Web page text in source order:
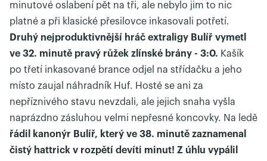
minutové oslabení pět na tři, ale nebylo jim to nic
platné a při klasické přesilovce inkasovali potřetí.
Druhý nejproduktivnější hráč extraligy Bulíř vymetl
ve 32. minutě pravý růžek zlínské brány - 3:0. Kašík
po třetí inkasované brance odjel na střídačku a jeho
místo zaujal náhradník Huf. Hosté se ani za
nepříznivého stavu nevzdali, ale jejich snaha vyšla
naprázdno zásluhou velmi nepřesné koncovky. Na ledě
řádil kanonýr Bulíř, který ve 38. minutě zaznamenal
čistý hattrick v rozpětí devíti minut! Z úhlu vypálil